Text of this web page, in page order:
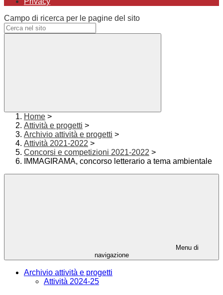
Campo di ricerca per le pagine del sito
Home >
Attività e progetti >
Archivio attività e progetti >
Attività 2021-2022 >
Concorsi e competizioni 2021-2022 >
IMMAGIRAMA, concorso letterario a tema ambientale
Menu di
navigazione
Archivio attività e progetti
Attività 2024-25